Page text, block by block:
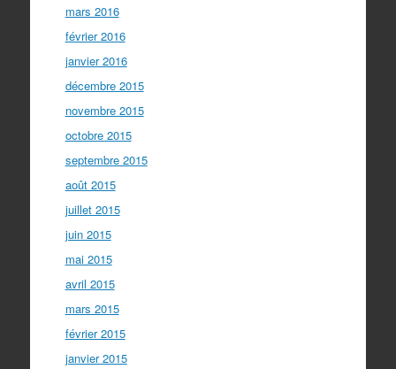
mars 2016
février 2016
janvier 2016
décembre 2015
novembre 2015
octobre 2015
septembre 2015
août 2015
juillet 2015
juin 2015
mai 2015
avril 2015
mars 2015
février 2015
janvier 2015